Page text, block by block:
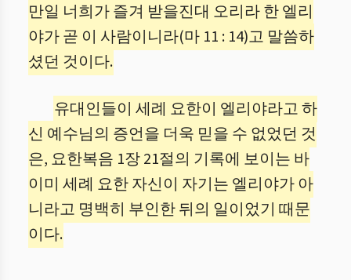
만일 너희가 즐겨 받을진대 오리라 한 엘리
야가 곧 이 사람이니라(마 11 : 14)고 말씀하
셨던 것이다.
유대인들이 세례 요한이 엘리야라고 하
신 예수님의 증언을 더욱 믿을 수 없었던 것
은, 요한복음 1장 21절의 기록에 보이는 바
이미 세례 요한 자신이 자기는 엘리야가 아
니라고 명백히 부인한 뒤의 일이었기 때문
이다.